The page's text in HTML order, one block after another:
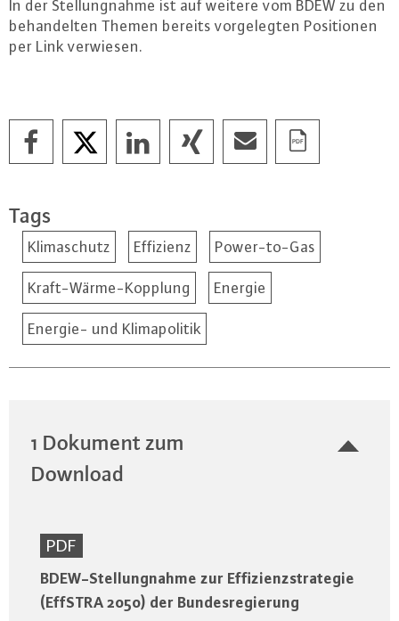
In der Stel­lung­nah­me ist auf weitere vom BDEW zu den
be­han­del­ten Themen bereits vor­ge­leg­ten Po­si­tio­nen
per Link verwiesen.
Tags
Klimaschutz Effizienz Power-to-Gas
Kraft-Wärme-Kopplung Energie
Energie- und Klimapolitik
1 Dokument zum
Download
PDF
BDEW-Stellungnahme zur Effizienzstrategie
(EffSTRA 2050) der Bundesregierung